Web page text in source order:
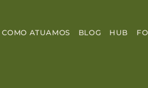
COMO ATUAMOS BLOG HUB